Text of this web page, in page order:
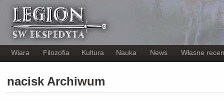
Wiara Filozofia Kultura Nauka News Własne
nacisk Archiwum